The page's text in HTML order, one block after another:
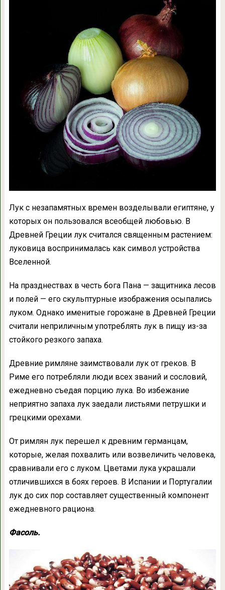
Лук с незапамятных времен возделывали египтяне, у
которых он пользовался всеобщей любовью. В
Древней Греции лук считался священным растением:
луковица воспринималась как символ устройства
Вселенной.
На празднествах в честь бога Пана — защитника лесов
и полей — его скульптурные изображения осыпались
луком. Однако именитые горожане в Древней Греции
считали неприличным употреблять лук в пищу из-за
стойкого резкого запаха.
Древние римляне заимствовали лук от греков. В
Риме его потребляли люди всех званий и сословий,
ежедневно съедая порцию лука. Во избежание
неприятно запаха лук заедали листьями петрушки и
грецкими орехами.
От римлян лук перешел к древним германцам,
которые, желая похвалить или возвеличить человека,
сравнивали его с луком. Цветами лука украшали
отличившихся в боях героев. В Испании и Португалии
лук до сих пор составляет существенный компонент
ежедневного рациона.
Фасоль.